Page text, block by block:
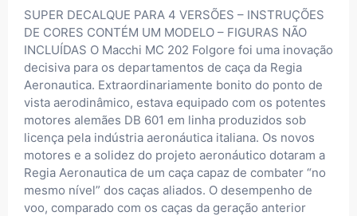
SUPER DECALQUE PARA 4 VERSÕES – INSTRUÇÕES
DE CORES CONTÉM UM MODELO – FIGURAS NÃO
INCLUÍDAS O Macchi MC 202 Folgore foi uma inovação
decisiva para os departamentos de caça da Regia
Aeronautica. Extraordinariamente bonito do ponto de
vista aerodinâmico, estava equipado com os potentes
motores alemães DB 601 em linha produzidos sob
licença pela indústria aeronáutica italiana. Os novos
motores e a solidez do projeto aeronáutico dotaram a
Regia Aeronautica de um caça capaz de combater “no
mesmo nível” dos caças aliados. O desempenho de
voo, comparado com os caças da geração anterior